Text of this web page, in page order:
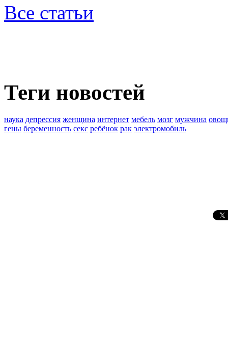
Все статьи
Теги новостей
наука депрессия женщина интернет мебель мозг мужчина
гены беременность секс ребёнок рак электромобиль